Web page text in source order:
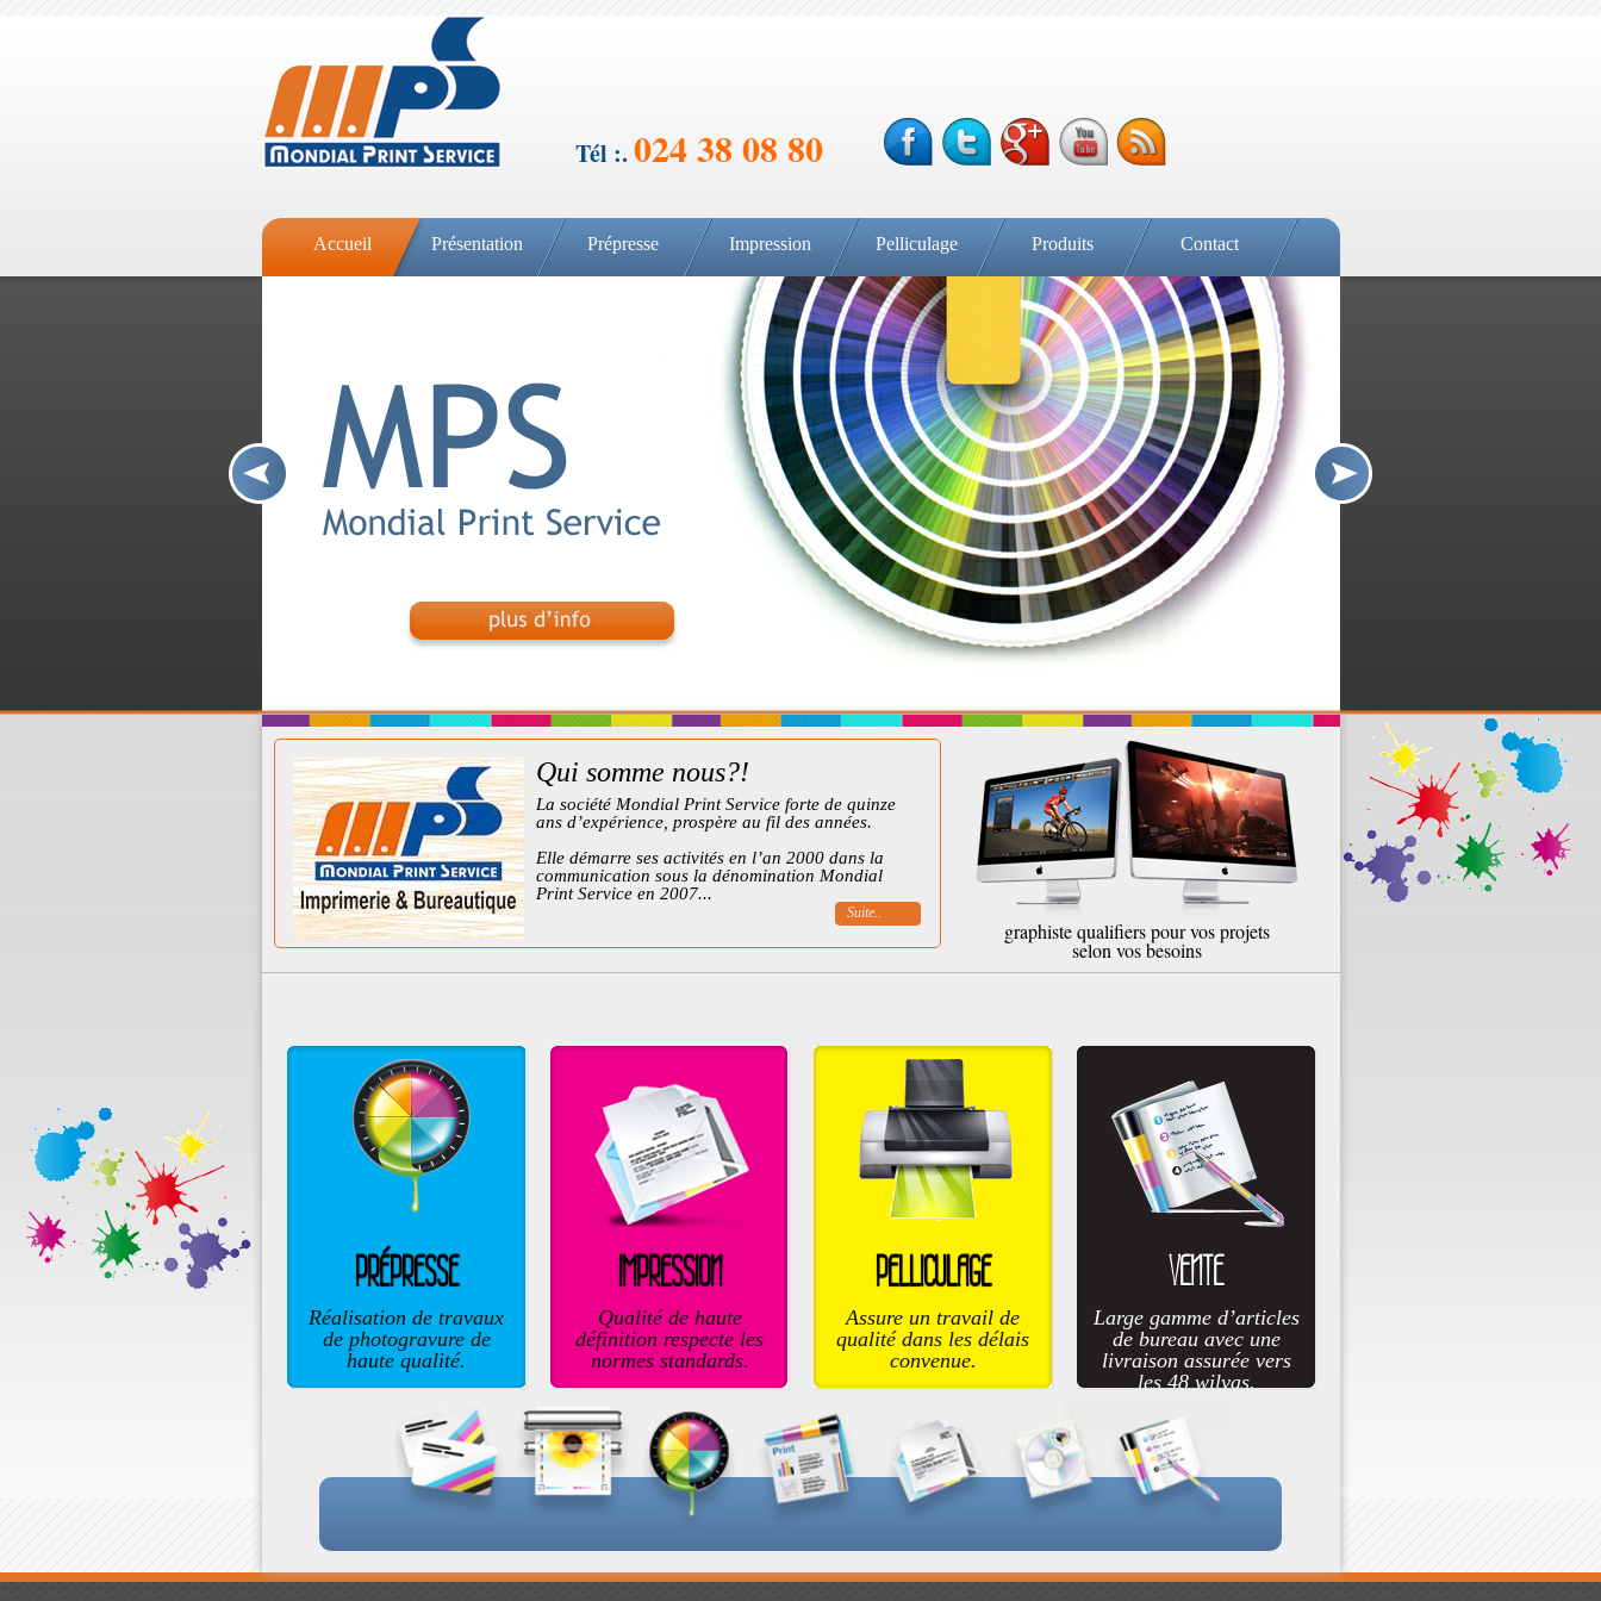
Tél :. 024 38 08 80
Accueil Présentation Prépresse Impression Pelliculage Produits Contact
Qui somme nous?!
La société Mondial Print Service forte de quinze
ans d’expérience, prospère au fil des années.
Elle démarre ses activités en l’an 2000 dans la
communication sous la dénomination Mondial
Print Service en 2007...
Suite..
graphiste qualifiers pour vos projets
selon vos besoins
PRÉPRESSE
Réalisation de travaux
de photogravure de
haute qualité.
IMPRESSION
Qualité de haute
définition respecte les
normes standards.
PELLICULAGE
Assure un travail de
qualité dans les délais
convenue.
VENTE
Large gamme d’articles
de bureau avec une
livraison assurée vers
les 48 wilyas.